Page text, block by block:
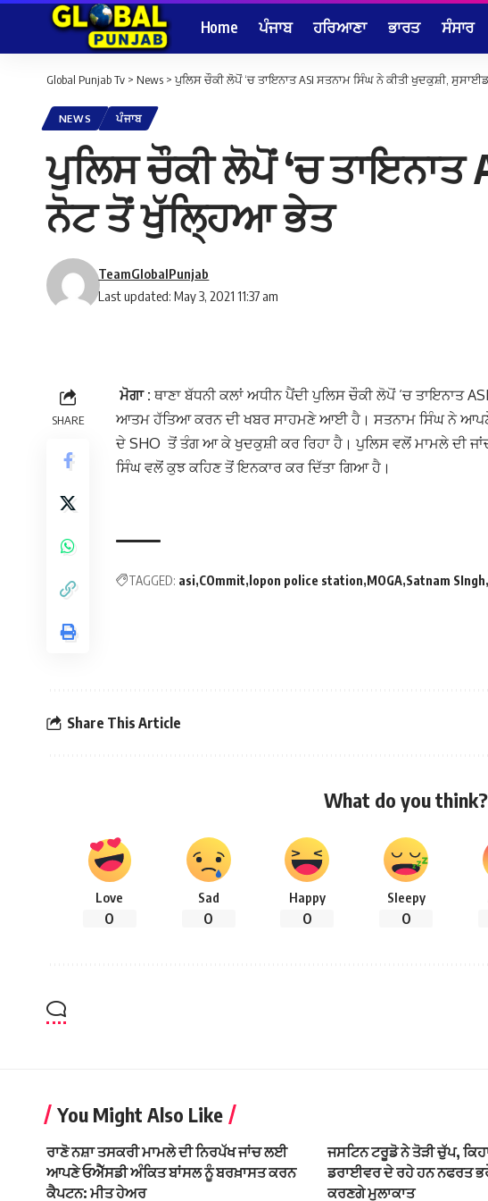
Home ਪੰਜਾਬ ਹਰਿਆਣਾ ਭਾਰਤ ਸੰਸਾਰ
Global Punjab Tv > News > ਪੁਲਿਸ ਚੌਕੀ ਲੋਪੋਂ ‘ਚ ਤਾਇਨਾਤ ASI ਸਤਨਾਮ ਸਿੰਘ ਨੇ ਕੀਤੀ ਖੁਦਕੁਸ਼ੀ,
NEWS ਪੰਜਾਬ
ਪੁਲਿਸ ਚੌਕੀ ਲੋਪੋਂ ‘ਚ ਤਾਇਨਾਤ
ਨੋਟ ਤੋਂ ਖੁੱਲ੍ਹਿਆ ਭੇਤ
Last updated: May 3, 2021 11:37 am
TeamGlobalPunjab
SHARE
ਮੋਗਾ : ਥਾਣਾ ਬੱਧਨੀ ਕਲਾਂ ਅਧੀਨ ਪੈਂਦੀ ਪੁਲਿਸ ਚੌਕੀ ਲੋਪੋਂ ‘ਚ ਤਾਇਨਾਤ
ਆਤਮ ਹੱਤਿਆ ਕਰਨ ਦੀ ਖਬਰ ਸਾਹਮਣੇ ਆਈ ਹੈ। ਸਤਨਾਮ ਸਿੰਘ ਨੇ ਆਪਣੇ
ਦੇ SHO ਤੋਂ ਤੰਗ ਆ ਕੇ ਖੁਦਕੁਸ਼ੀ ਕਰ ਰਿਹਾ ਹੈ। ਪੁਲਿਸ ਵਲੋਂ ਮਾਮਲੇ ਦੀ
ਸਿੰਘ ਵਲੋਂ ਕੁਝ ਕਹਿਣ ਤੋਂ ਇਨਕਾਰ ਕਰ ਦਿੱਤਾ ਗਿਆ ਹੈ।
TAGGED: asi COmmit lopon police station MOGA Satnam SIngh
Share This Article
What do you think?
Love
0
Sad
0
Happy
0
Sleepy
0
You Might Also Like
ਰਾਣੋ ਨਸ਼ਾ ਤਸਕਰੀ ਮਾਮਲੇ ਦੀ ਨਿਰਪੱਖ ਜਾਂਚ ਲਈ
ਆਪਣੇ ਓਐੱਸਡੀ ਅੰਕਿਤ ਬਾਂਸਲ ਨੂੰ ਬਰਖ਼ਾਸਤ ਕਰਨ
ਕੈਪਟਨ: ਮੀਤ ਹੇਅਰ
ਜਸਟਿਨ ਟਰੂਡੋ ਨੇ ਤੋੜੀ ਚੁੱਪ,
ਡਰਾਈਵਰ ਦੇ ਰਹੇ ਹਨ ਨਫਰਤ
ਕਰਣਗੇ ਮੁਲਾਕਾਤ